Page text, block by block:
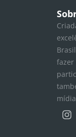
fazer
I
n